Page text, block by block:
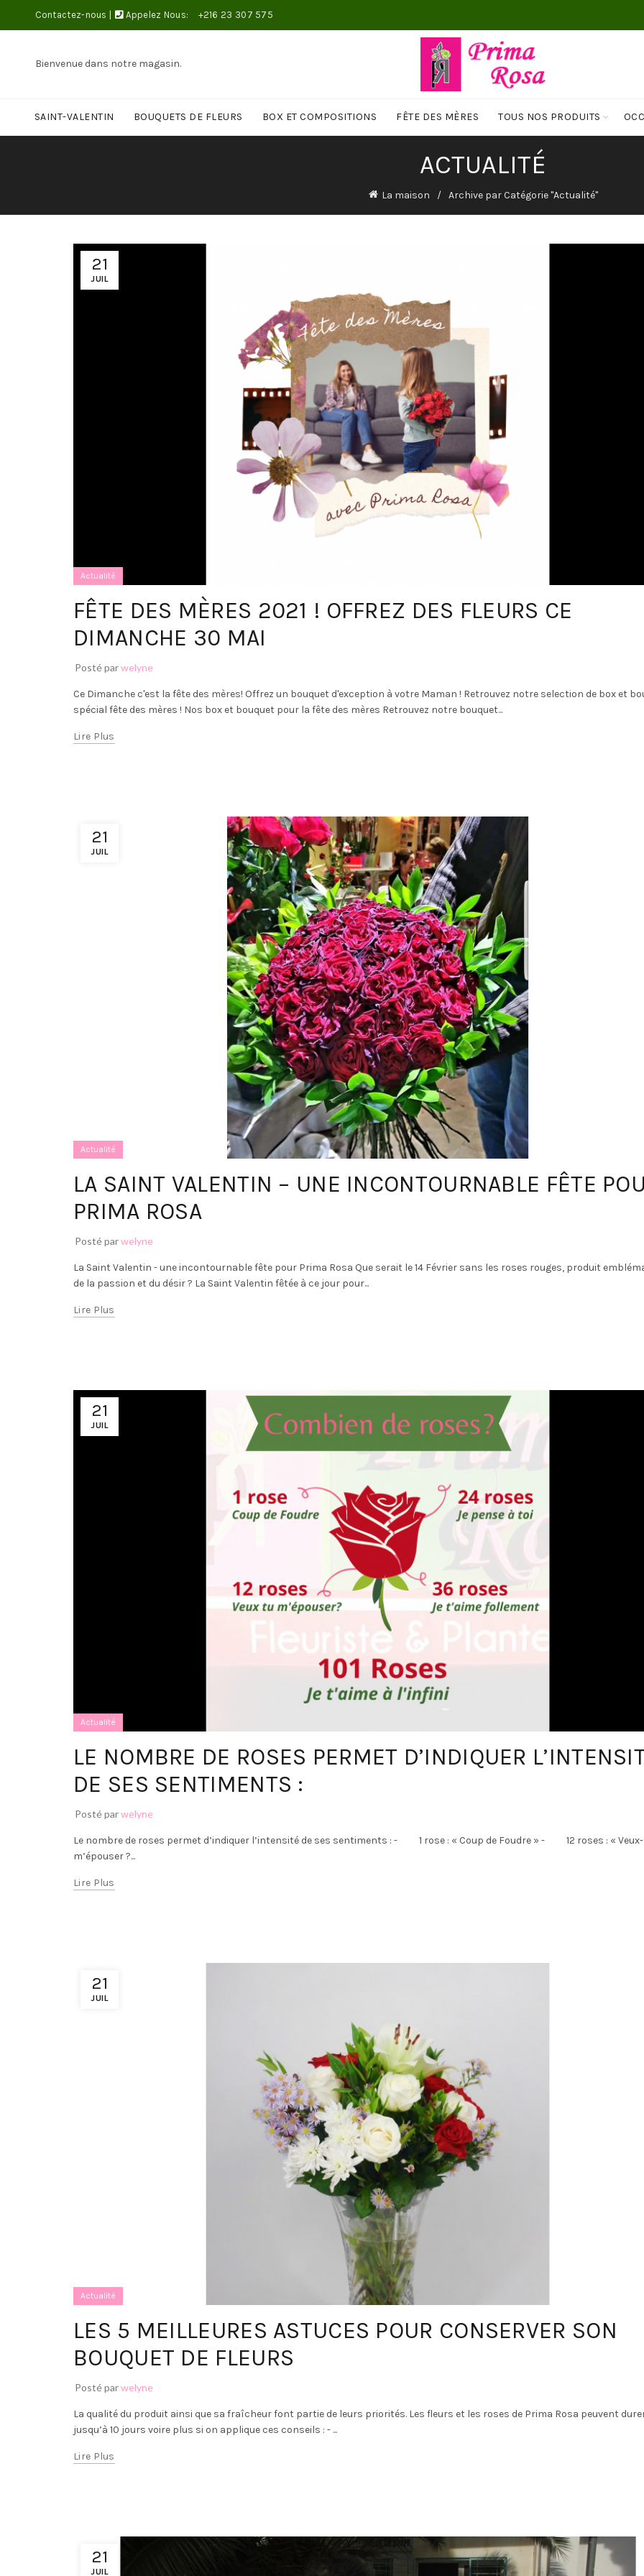
Contactez-nous Appelez Nous: +216 23 307 575
Bienvenue dans notre magasin.
SAINT-VALENTIN BOUQUETS DE FLEURS BOX ET COMPOSITIONS FÊTE DES MÈRES TOUS NOS PRODUITS
ACTUALITÉ
La maison Archive par Catégorie "Actualité"
21
JUIL
Actualité
FÊTE DES MÈRES 2021 ! OFFREZ DES FLEURS CE
DIMANCHE 30 MAI
Posté parwelyne
Ce Dimanche c'est la fête des mères! Offrez un bouquet d'exception à votre Maman ! Retrouvez notre selection de box et
spécial fête des mères ! Nos box et bouquet pour la fête des mères Retrouvez notre bouquet...
Lire Plus
21
JUIL
Actualité
LA SAINT VALENTIN – UNE INCONTOURNABLE FÊTE
PRIMA ROSA
Posté parwelyne
La Saint Valentin - une incontournable fête pour Prima Rosa Que serait le 14 Février sans les roses rouges, produit
de la passion et du désir ? La Saint Valentin fêtée à ce jour pour...
Lire Plus
21
JUIL
Actualité
LE NOMBRE DE ROSES PERMET D’INDIQUER
DE SES SENTIMENTS :
Posté parwelyne
Le nombre de roses permet d’indiquer l’intensité de ses sentiments : - 1 rose : « Coup de Foudre » - 12 roses : «
m’épouser ?...
Lire Plus
21
JUIL
Actualité
LES 5 MEILLEURES ASTUCES POUR CONSERVER SON
BOUQUET DE FLEURS
Posté parwelyne
La qualité du produit ainsi que sa fraîcheur font partie de leurs priorités. Les fleurs et les roses de Prima Rosa peuvent
jusqu’à 10 jours voire plus si on applique ces conseils : - ...
Lire Plus
21
JUIL